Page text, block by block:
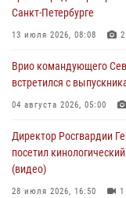
07 августа 2026, 11:34
В Курске росгвардейцы
07 августа 2026, 11:33
Рэпер ST посетил
07 августа 2026, 11:18
Санкт-Петербурге
13 июля 2026, 08:08 2
Врио командующего
встретился с
04 августа 2026, 05:00
Директор Росгвардии
посетил
(видео)
28 июля 2026, 16:50 1